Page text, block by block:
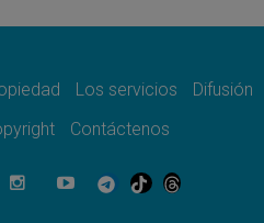
servicio del Evangelio
dar voz a las religiosas en el
de empoderamiento
Los servicios
Difusión
Contáctenos